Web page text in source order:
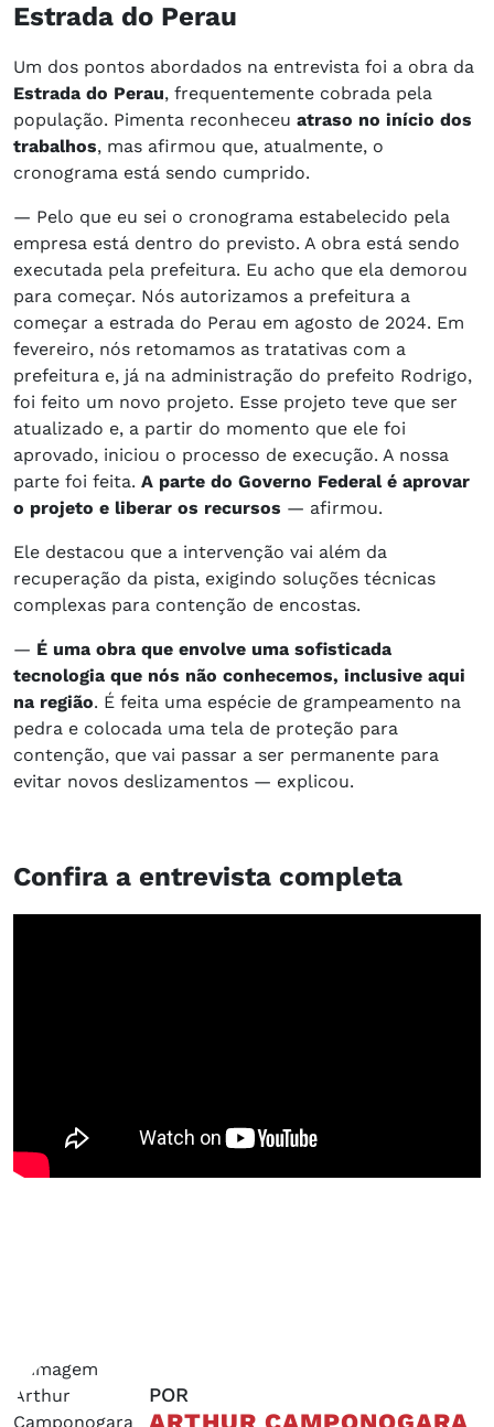
Estrada do Perau
Um dos pontos abordados na entrevista foi a obra da
Estrada do Perau, frequentemente cobrada pela
população. Pimenta reconheceu atraso no início dos
trabalhos, mas afirmou que, atualmente, o
cronograma está sendo cumprido.
— Pelo que eu sei o cronograma estabelecido pela
empresa está dentro do previsto. A obra está sendo
executada pela prefeitura. Eu acho que ela demorou
para começar. Nós autorizamos a prefeitura a
começar a estrada do Perau em agosto de 2024. Em
fevereiro, nós retomamos as tratativas com a
prefeitura e, já na administração do prefeito Rodrigo,
foi feito um novo projeto. Esse projeto teve que ser
atualizado e, a partir do momento que ele foi
aprovado, iniciou o processo de execução. A nossa
parte foi feita. A parte do Governo Federal é aprovar
o projeto e liberar os recursos — afirmou.
Ele destacou que a intervenção vai além da
recuperação da pista, exigindo soluções técnicas
complexas para contenção de encostas.
— É uma obra que envolve uma sofisticada
tecnologia que nós não conhecemos, inclusive aqui
na região. É feita uma espécie de grampeamento na
pedra e colocada uma tela de proteção para
contenção, que vai passar a ser permanente para
evitar novos deslizamentos — explicou.
Confira a entrevista completa
POR